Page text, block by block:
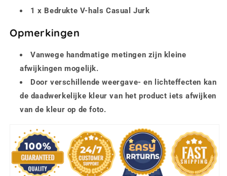
1 x Bedrukte V-hals Casual Jurk
Opmerkingen
Vanwege handmatige metingen zijn kleine
afwijkingen mogelijk.
Door verschillende weergave- en lichteffecten kan
de daadwerkelijke kleur van het product iets afwijken
van de kleur op de foto.